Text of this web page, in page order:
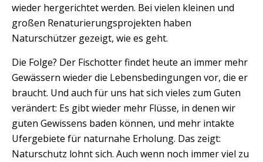
wieder hergerichtet werden. Bei vielen kleinen und
großen Renaturierungsprojekten haben
Naturschützer gezeigt, wie es geht.
Die Folge? Der Fischotter findet heute an immer mehr
Gewässern wieder die Lebensbedingungen vor, die er
braucht. Und auch für uns hat sich vieles zum Guten
verändert: Es gibt wieder mehr Flüsse, in denen wir
guten Gewissens baden können, und mehr intakte
Ufergebiete für naturnahe Erholung. Das zeigt:
Naturschutz lohnt sich. Auch wenn noch immer viel zu